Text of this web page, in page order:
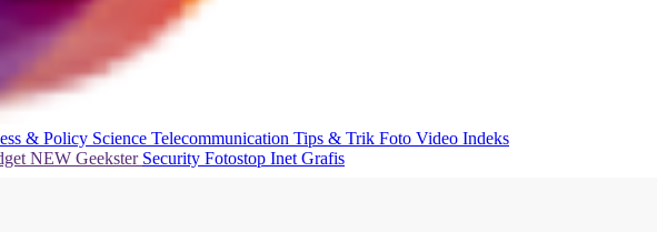
& Policy Science Telecommunication Tips & Trik Foto Video Indeks
NEW Geekster Security Fotostop Inet Grafis